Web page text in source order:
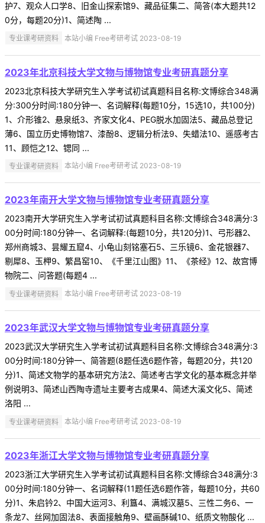
护7、观众人口学8、旧金山探索馆9、藏品征集二、简答(本大题共12
0分，每题20分)1、简述陶 ...
专业课考研资料 本站小编 Free考研考试 2023-08-19
2023年北京科技大学文物与博物馆专业考研真题分享
2023北京科技大学研究生入学考试初试真题科目名称:文博综合348满
分:300分时间:180分钟一、名词解释(每题10分，15选10，共100分)
1、介形锥2、悬泉纸3、齐家文化4、PEG脱水加固法5、藏品总登记
薄6、国立历史博物馆7、漆酚8、逻辑分析法9、失蜡法10、遥感考古
11、顾恺之12、锶同 ...
专业课考研资料 本站小编 Free考研考试 2023-08-19
2023年南开大学文物与博物馆专业考研真题分享
2023南开大学研究生入学考试初试真题科目名称:文博综合348满分:3
00分时间:180分钟一、名词解释:(每题10分，共120分)1、弓形器2、
郑州商城3、昙耀五窟4、小龟山刻铭塞石5、三乐镜6、金花银器7、
剔犀8、玉柙9、繁昌窑10、《千里江山图》11、《茶经》12、故宫博
物院二、问答题(每题4 ...
专业课考研资料 本站小编 Free考研考试 2023-08-19
2023年武汉大学文物与博物馆专业考研真题分享
2023武汉大学研究生入学考试初试真题科目名称:文博综合348满分:3
00分时间:180分钟一、简答题(8题任选6题作答，每题20分，共120
分)1、简述文物学的基本研究方法2、简述考古学文化的基本概念并举
例说明3、简述山西陶寺遗址主要考古成果4、简述大溪文化5、简述
洛阳 ...
专业课考研资料 本站小编 Free考研考试 2023-08-19
2023年浙江大学文物与博物馆专业考研真题分享
2023浙江大学研究生入学考试初试真题科目名称:文博综合348满分:3
00分时间:180分钟一、名词解释(11题任选6题作答，每题10分，共60
分)1、朱启钤2、中国大运河3、利簋4、满城汉墓5、三性二务6、一
条龙7、丝网加固法8、表面接触角9、壁画酥碱10、纸质文物酸化 ...